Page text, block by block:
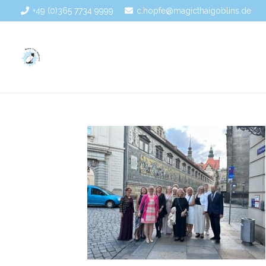
+49 (0)365 7734 9999 c.hopfe@magicthaigoblins.de